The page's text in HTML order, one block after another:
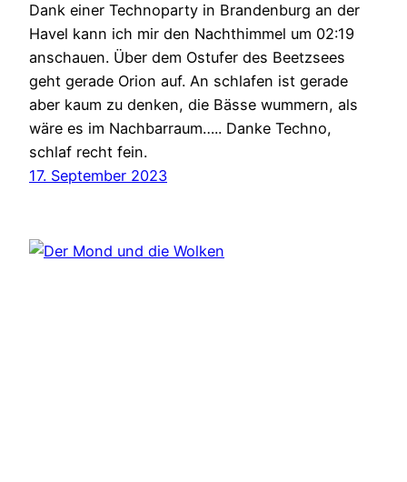
Dank einer Technoparty in Brandenburg an der
Havel kann ich mir den Nachthimmel um 02:19
anschauen. Über dem Ostufer des Beetzsees
geht gerade Orion auf. An schlafen ist gerade
aber kaum zu denken, die Bässe wummern, als
wäre es im Nachbarraum….. Danke Techno,
schlaf recht fein.
17. September 2023